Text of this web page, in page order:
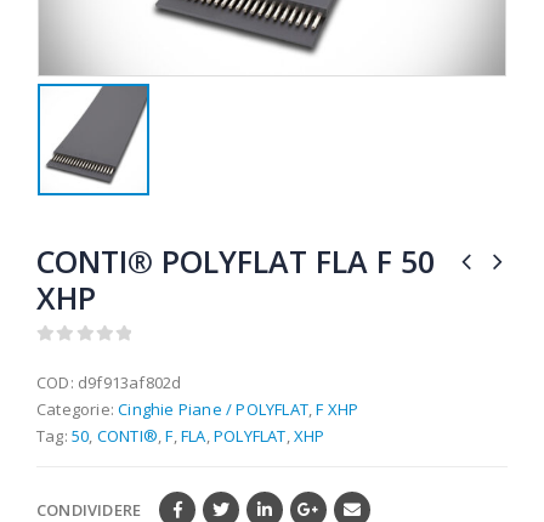
CONTI® POLYFLAT FLA F 50
XHP
COD: d9f913af802d
Categorie:Cinghie Piane / POLYFLAT ,F XHP
Tag: 50 CONTI® ,F ,FLA ,POLYFLAT ,XHP
CONDIVIDERE